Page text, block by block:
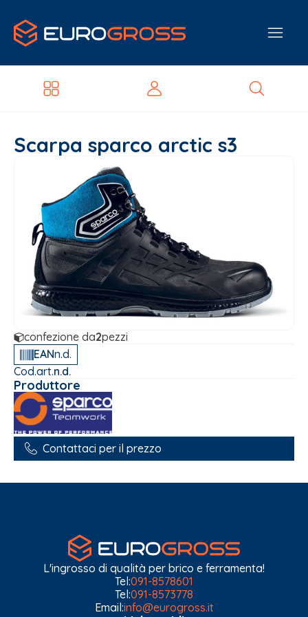
Scarpa sparco arctic s3
confezione da2pezzi
EANn.d.
Cod.art.n.d.
Produttore
Contattaci per il prezzo
L'ingrosso di qualità per brico e ferramenta!
Tel:091-8578601
Tel:091-8573778
Email:info@eurogross.it